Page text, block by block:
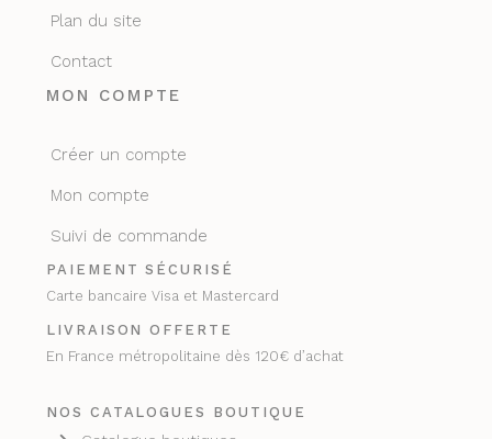
Plan du site
Contact
MON COMPTE
Créer un compte
Mon compte
Suivi de commande
PAIEMENT SÉCURISÉ
Carte bancaire Visa et Mastercard
LIVRAISON OFFERTE
En France métropolitaine dès 120€ d’achat
NOS CATALOGUES BOUTIQUE